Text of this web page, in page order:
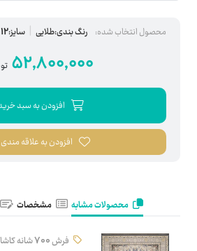
محصول انتخاب شده: رنگ بندی:طلایی سایز:12 متری
52,800,000
افزودن به سبد
افزودن به علاقه
محصولات مشابه مشخصات
فرش 700 شانه کاشان